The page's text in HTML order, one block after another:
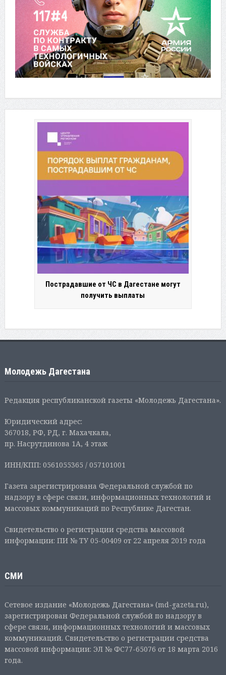
Пострадавшие от ЧС в Дагестане могут
получить выплаты
Молодежь Дагестана
Редакция республиканской газеты «Молодежь Дагестана».
Юридический адрес:
367018, РФ, РД, г. Махачкала,
пр. Насрутдинова 1А, 4 этаж
ИНН/КПП: 0561055365 / 057101001
Газета зарегистрирована Федеральной службой по
надзору в сфере связи, информационных технологий и
массовых коммуникаций по Республике Дагестан.
Свидетельство о регистрации средства массовой
информации: ПИ № ТУ 05-00409 от 22 апреля 2019 года
СМИ
Сетевое издание «Молодежь Дагестана» (md-gazeta.ru),
зарегистрирован Федеральной службой по надзору в
сфере связи, информационных технологий и массовых
коммуникаций. Свидетельство о регистрации средства
массовой информации: ЭЛ № ФС77-65076 от 18 марта 2016
года.